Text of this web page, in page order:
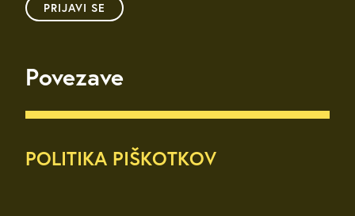
PRIJAVI SE
Povezave
POLITIKA PIŠKOTKOV